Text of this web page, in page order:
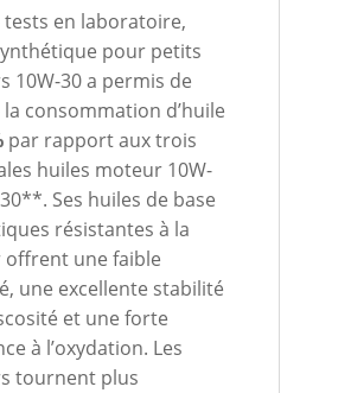
tests en laboratoire,
pour petits
10W-30 a permis de
consommation d’huile
par rapport aux trois
huiles moteur 10W-
Ses huiles de base
résistantes à la
offrent une faible
une excellente stabilité
et une forte
à l’oxydation. Les
tournent plus